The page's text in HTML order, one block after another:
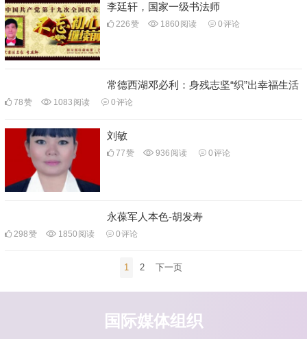
李廷轩，国家一级书法师
226赞 1860 阅读 0评论
常德西湖邓必利：身残志坚“织”出幸福生活
78赞 1083 阅读 0评论
刘敏
77赞 936 阅读 0评论
永葆军人本色-胡发寿
298赞 1850 阅读 0评论
导
1 2 下一页
国际媒体组织